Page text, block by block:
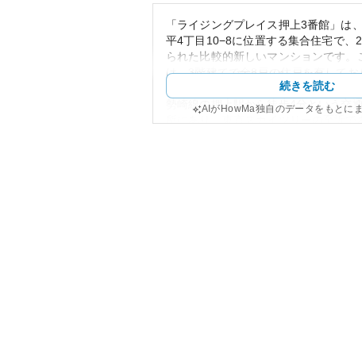
「ライジングプレイス押上3番館」は
平4丁目10−8に位置する集合住宅で、
られた比較的新しいマンションです。
は、3階建てで全8戸の住戸を有して
落ち着いた住環境を提供しています。
勢崎線の押上駅から徒歩4分という交
続きを読む
AIがHowMa独自のデータをもとに